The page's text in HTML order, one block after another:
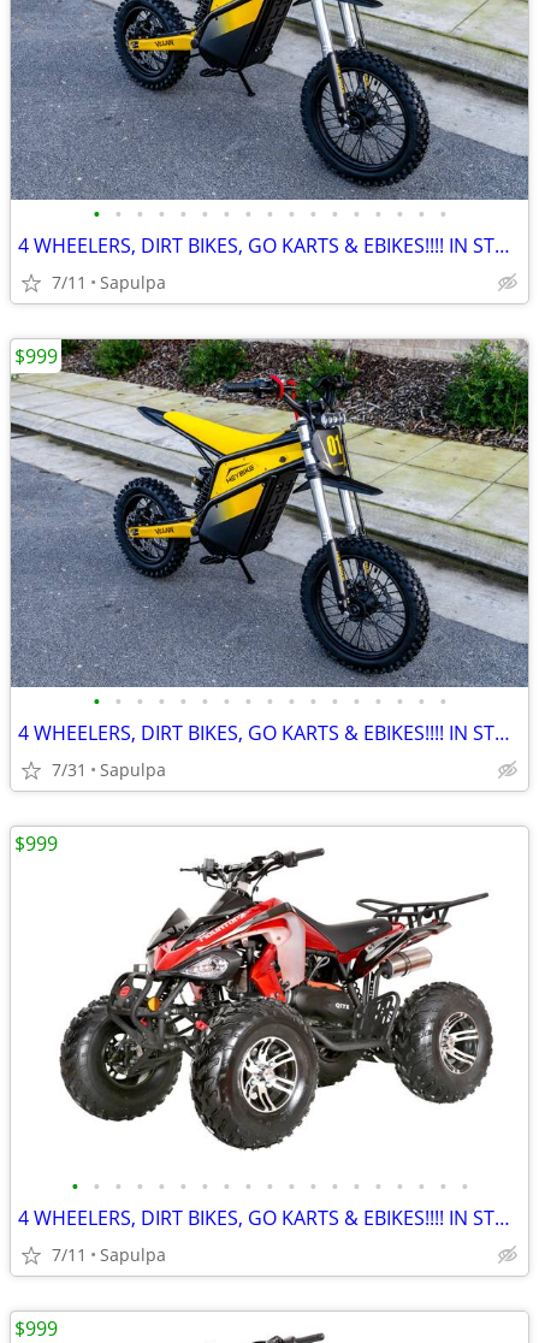
• • • • • • • • • • • • • • • • •
4 WHEELERS, DIRT BIKES, GO KARTS & EBIKES!!!! IN STOCK NOW!!!
7/11 Sapulpa
• • • • • • • • • • • • • • • • •
4 WHEELERS, DIRT BIKES, GO KARTS & EBIKES!!!! IN STOCK NOW!!!
7/31 Sapulpa
$999
• • • • • • • • • • • • • • • • • • •
4 WHEELERS, DIRT BIKES, GO KARTS & EBIKES!!!! IN STOCK NOW!!!
7/11 Sapulpa
$999
$999